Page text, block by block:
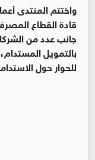
واختتم المنتدى
قادة القطاع
جانب عدد من
بالتمويل
للحوار حول